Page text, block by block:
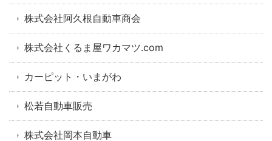
株式会社阿久根自動車商会
株式会社くるま屋ワカマツ.com
カーピット・いまがわ
松若自動車販売
株式会社岡本自動車